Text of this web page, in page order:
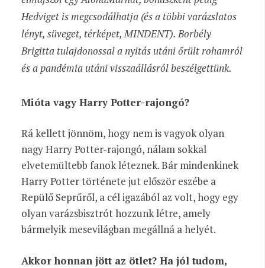
Hedviget is megcsodálhatja (és a többi varázslatos
lényt, süveget, térképet, MINDENT). Borbély
Brigitta tulajdonossal a nyitás utáni őrült rohamról
és a pandémia utáni visszaállásról beszélgettünk.
Mióta vagy Harry Potter-rajongó?
Rá kellett jönnöm, hogy nem is vagyok olyan
nagy Harry Potter-rajongó, nálam sokkal
elvetemültebb fanok léteznek. Bár mindenkinek
Harry Potter története jut először eszébe a
Repülő Seprűről, a cél igazából az volt, hogy egy
olyan varázsbisztrót hozzunk létre, amely
bármelyik mesevilágban megállná a helyét.
Akkor honnan jött az ötlet? Ha jól tudom,